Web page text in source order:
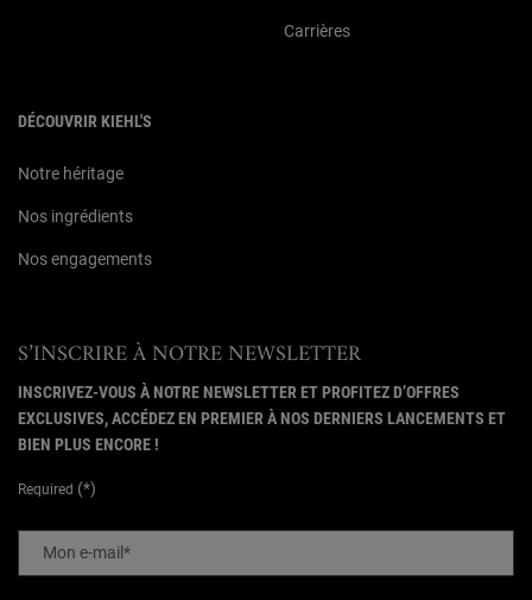
Carrières
DÉCOUVRIR KIEHL'S
Notre héritage
Nos ingrédients
Nos engagements
S’INSCRIRE À NOTRE NEWSLETTER
INSCRIVEZ-VOUS À NOTRE NEWSLETTER ET PROFITEZ D’OFFRES
EXCLUSIVES, ACCÉDEZ EN PREMIER À NOS DERNIERS LANCEMENTS ET
BIEN PLUS ENCORE !
Required (*)
Mon e-mail*